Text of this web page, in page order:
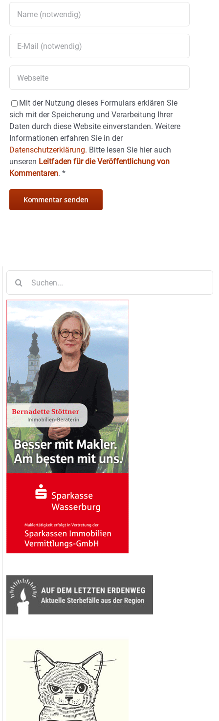
Mit der Nutzung dieses Formulars erklären Sie
sich mit der Speicherung und Verarbeitung Ihrer
Daten durch diese Website einverstanden. Weitere
Informationen erfahren Sie in der
Datenschutzerklärung. Bitte lesen Sie hier auch
unseren Leitfaden für die Veröffentlichung von
Kommentaren. *
nach: